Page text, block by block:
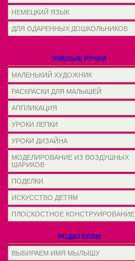
НЕМЕЦКИЙ ЯЗЫК
ДЛЯ ОДАРЕННЫХ ДОШКОЛЬНИКОВ
УМЕЛЫЕ РУЧКИ
МАЛЕНЬКИЙ ХУДОЖНИК
РАСКРАСКИ ДЛЯ МАЛЫШЕЙ
АППЛИКАЦИЯ
УРОКИ ЛЕПКИ
УРОКИ ДИЗАЙНА
МОДЕЛИРОВАНИЕ ИЗ ВОЗДУШНЫХ
ШАРИКОВ
ПОДЕЛКИ
ИСКУССТВО ДЕТЯМ
ПЛОСКОСТНОЕ КОНСТРУИРОВАНИЕ
РОДИТЕЛЯМ
ВЫБИРАЕМ ИМЯ МЫЛЫШУ